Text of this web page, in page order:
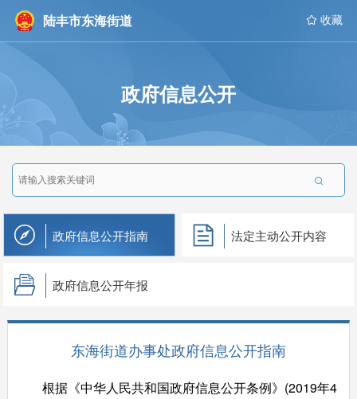
陆丰市东海街道  收藏
政府信息公开

政府信息公开指南 法定主动公开内容
政府信息公开年报
东海街道办事处政府信息公开指南
根据《中华人民共和国政府信息公开条例》(2019年4